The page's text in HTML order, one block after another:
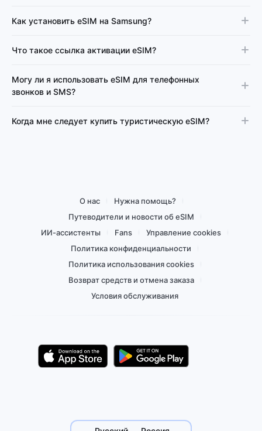
Как установить eSIM на Samsung?
Что такое ссылка активации eSIM?
Могу ли я использовать eSIM для телефонных
звонков и SMS?
Когда мне следует купить туристическую eSIM?
О нас
Нужна помощь?
Путеводители и новости об eSIM
ИИ-ассистенты
Fans
Управление cookies
Политика конфиденциальности
Политика использования cookies
Возврат средств и отмена заказа
Условия обслуживания